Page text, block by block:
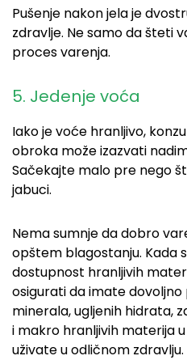
Pušenje nakon jela je
zdravlje. Ne samo da šteti
proces varenja.
5. Jedenje voća
Iako je voće hranljivo,
obroka može izazvati
Sačekajte malo pre nego
jabuci.
Nema sumnje da dobro
opštem blagostanju. Kada
dostupnost hranljivih
osigurati da imate
minerala, ugljenih hidrata,
i makro hranljivih materija
uživate u odličnom zdravlju.